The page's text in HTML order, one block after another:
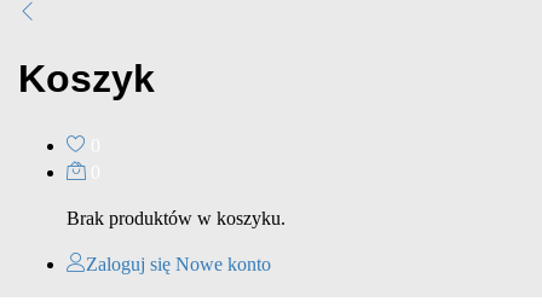
Koszyk
Brak produktów w koszyku.
Zaloguj się Nowe konto